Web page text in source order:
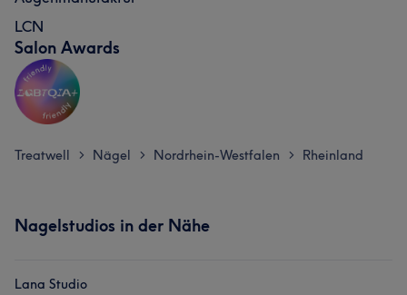
LCN
Salon Awards
Treatwell > Nägel > Nordrhein-Westfalen > Rheinland
Nagelstudios in der Nähe
Lana Studio